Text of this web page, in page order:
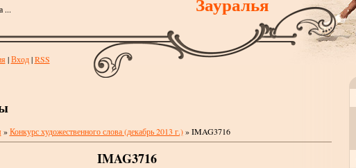
...
|Вход|RSS
»Конкурс художественного слова (декабрь 2013 г.)» IMAG3716
IMAG3716